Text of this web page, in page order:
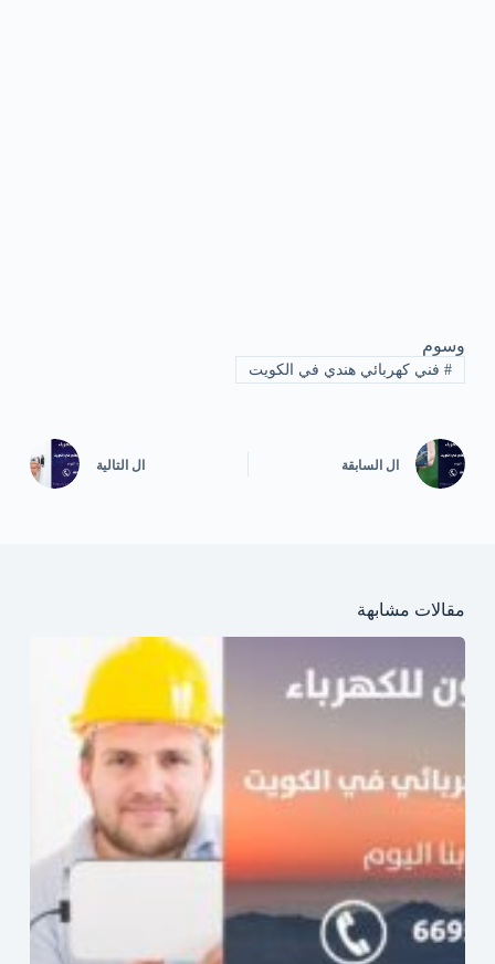
وسوم
#فني كهربائي هندي في الكويت
ال السابقة ال التالية
مقالات مشابهة